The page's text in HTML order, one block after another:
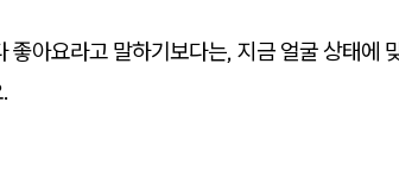
좋아요라고 말하기보다는, 지금 얼굴 상태에